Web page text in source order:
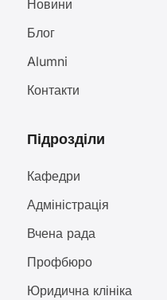
Новини
Блог
Alumni
Контакти
Підрозділи
Кафедри
Адміністрація
Вчена рада
Профбюро
Юридична клініка